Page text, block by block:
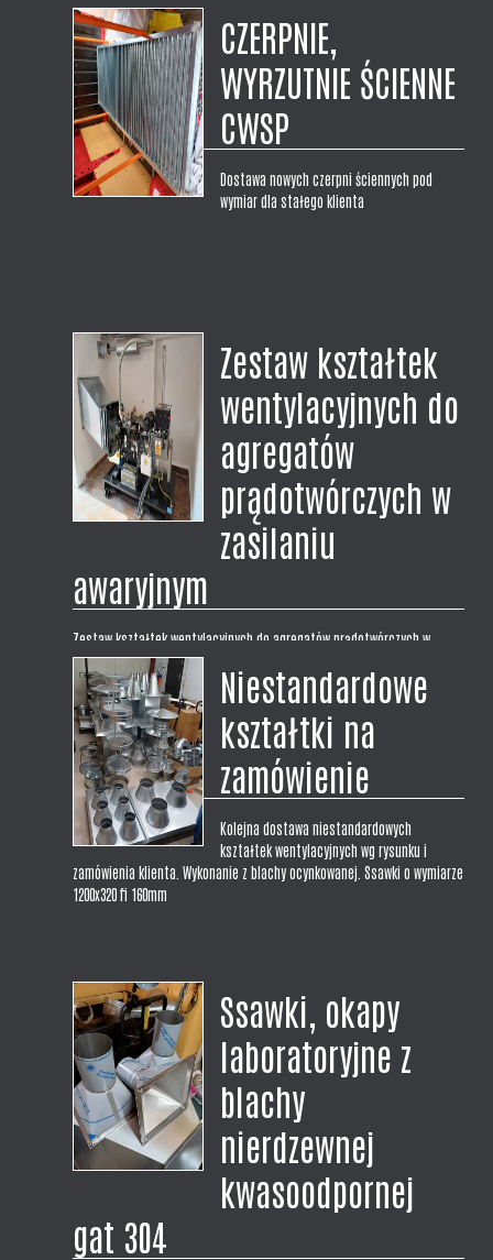
CZERPNIE,
WYRZUTNIE ŚCIENNE
CWSP
Dostawa nowych czerpni ściennych pod
wymiar dla stałego klienta
Zestaw kształtek
wentylacyjnych do
agregatów
prądotwórczych w
zasilaniu
awaryjnym
Zestaw kształtek wentylacyjnych do agregatów prądotwórczych w
zasilaniu awaryjnym. Zrealizowaliśmy dostawę kompletnego zestawu
kształtek wentylacyjnych dla naszego klienta. Zestaw na wymiar do
montażu zasilania awaryjnego z agregatem prądotwórczym w budynku
Urzędu Gminy.
Niestandardowe
kształtki na
zamówienie
Kolejna dostawa niestandardowych
kształtek wentylacyjnych wg rysunku i
zamówienia klienta. Wykonanie z blachy ocynkowanej. Ssawki o wymiarze
1200x320 fi 160mm
Ssawki, okapy
laboratoryjne z
blachy
nierdzewnej
kwasoodpornej
gat 304